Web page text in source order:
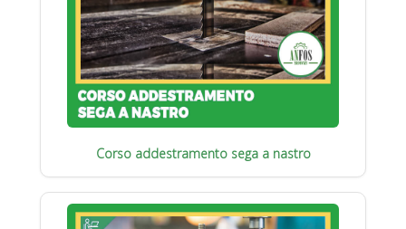
Corso addestramento sega a nastro